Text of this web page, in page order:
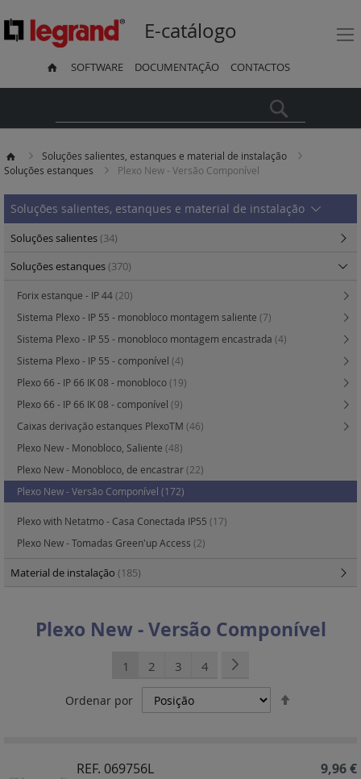
E-catálogo
SOFTWARE DOCUMENTAÇÃO CONTACTOS
Soluções salientes, estanques e material de instalação
Soluções estanques
Plexo New - Versão Componível
Plexo New - Versão Componível
Está de momento a ler a página
1 Página
2 Página
3 Página
4
Ordenar por
REF. 069756L 9,96 €
Soluções salientes, estanques e material de instalação
Soluções salientes(34)
Soluções estanques(370)
Forix estanque - IP 44(20)
Sistema Plexo - IP 55 - monobloco montagem saliente (7)
Sistema Plexo - IP 55 - monobloco montagem encastrada (4)
Sistema Plexo - IP 55 - componível (4)
Plexo 66 - IP 66 IK 08 - monobloco(19)
Plexo 66 - IP 66 IK 08 - componível (9)
Caixas derivação estanques PlexoTM (46)
Plexo New - Monobloco, Saliente (48)
Plexo New - Monobloco, de encastrar(22)
Plexo New - Versão Componível (172)
Plexo with Netatmo - Casa Conectada IP55 (17)
Plexo New - Tomadas Green'up Access (2)
Material de instalação (185)